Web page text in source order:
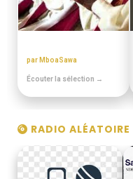
par MboaSawa
Écouter la sélection →
RADIO ALÉATOIRE